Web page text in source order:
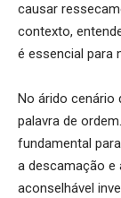
causar
contexto,
é essencial para
No árido cenário
palavra de
fundamental
a descamação e
aconselhável